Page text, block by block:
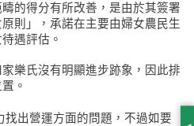
的得分有所改善，是由於其簽署
原則」，承諾在主要由婦女農民生
遇評估。
樂氏沒有明顯進步跡象，因此排
。
找出營運方面的問題，不過如要